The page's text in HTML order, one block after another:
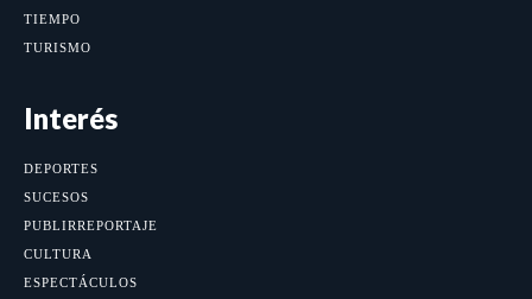
TIEMPO
TURISMO
Interés
DEPORTES
SUCESOS
PUBLIRREPORTAJE
CULTURA
ESPECTÁCULOS